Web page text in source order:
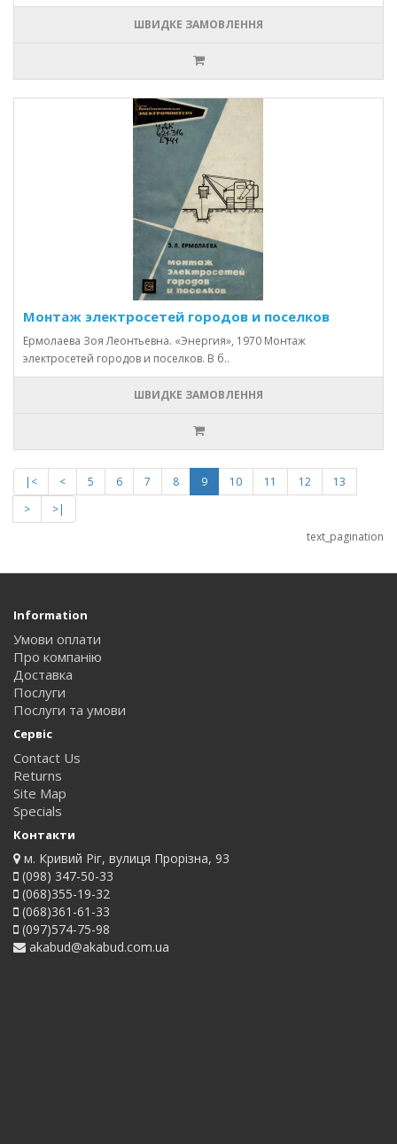
ШВИДКЕ ЗАМОВЛЕННЯ
Монтаж электросетей городов и поселков
Ермолаева Зоя Леонтьевна. «Энергия», 1970 Монтаж
электросетей городов и поселков. В б..
ШВИДКЕ ЗАМОВЛЕННЯ
|< < 5 6 7 8 9 10 11 12
13
>
>|
text_pagination
Information
Умови оплати
Про компанію
Доставка
Послуги
Послуги та умови
Сервіс
Contact Us
Returns
Site Map
Specials
Контакти
м. Кривий Ріг, вулиця Прорізна, 93
(098) 347-50-33
(068)355-19-32
(068)361-61-33
(097)574-75-98
akabud@akabud.com.ua